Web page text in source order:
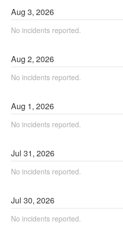
Aug3,2026
No incidents reported.
Aug2,2026
No incidents reported.
Aug 1,2026
No incidents reported.
Jul31,2026
No incidents reported.
Jul30,2026
No incidents reported.